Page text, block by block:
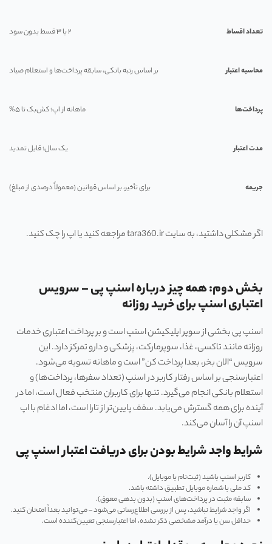
تعداد اقساط ۲ یا ۳ قسط بدون سود
محاسبه اعتبار بر اساس رتبه بانکی، سابقه پرداخت‌ها و استعلام صیاد
پرداخت‌ها ماهانه از اپ؛ کش‌بک تا ۵%
مدت اعتبار یک سال؛ قابل تمدید
جریمه برای تأخیر، بر اساس قوانین (معمولاً درصدی از مبلغ)
اگر مشکلی داشتید، به سایت tara360.ir مراجعه کنید یا اپ را چک کنید.
بخش دوم: همه چیز درباره اسنپ پی – سرویس
اعتباری اسنپ برای خرید روزانه
اسنپ پی بخشی از سوپر اپلیکیشن اسنپ است و بر پرداخت اعتباری خدمات
روزانه مانند تاکسی، غذا، سوپرمارکت، پزشکی و دارو تمرکز دارد. این
سرویس “الان بخر، بعدا پرداخت کن” است و ماهانه تسویه می‌شود.
اعتبارسنجی بر اساس رفتار کاربر در اسنپ (تعداد سفرها، پرداخت‌ها) و
استعلام بانکی انجام می‌گیرد. تنها برای کاربران منتخب فعال است، اما در
آینده برای همه گسترش می‌یابد. سقف پایین‌تر از تارا است، اما ادغام با اپ
اسنپ آن را آسان می‌کند.
شرایط واجد شرایط بودن برای دریافت اعتبار اسنپ پی
کاربر اسنپ باشید (ثبت‌نام با موبایل).
کد ملی با شماره موبایل تطبیق داشته باشد.
سابقه مثبت در پرداخت‌های اسنپ (بدون بدهی معوق).
اگر واجد شرایط نباشید، پس از بررسی اطلاع‌رسانی می‌شود – می‌توانید بعداً امتحان کنید.
حداقل سن یا درآمد مشخصی ذکر نشده، اما اعتبارسنجی تعیین‌کننده است.